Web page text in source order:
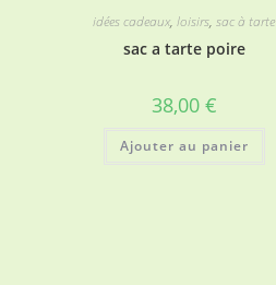
idées cadeaux,loisirs,sac à tarte
sac a tarte poire
38,00 €
Ajouter au panier